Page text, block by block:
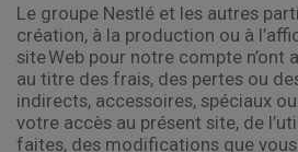
Le groupe Nestlé et les autres
création, à la production ou à
site Web pour notre compte n’ont
au titre des frais, des pertes ou
indirects, accessoires, spéciaux
votre accès au présent site, de
faites, des modifications que